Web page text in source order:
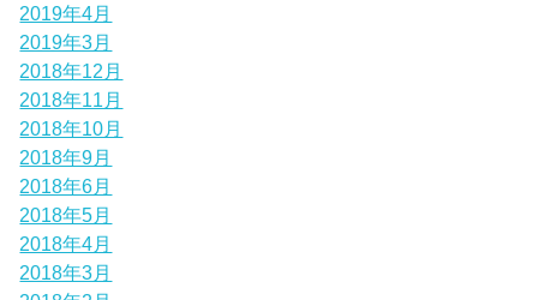
2019年4月
2019年3月
2018年12月
2018年11月
2018年10月
2018年9月
2018年6月
2018年5月
2018年4月
2018年3月